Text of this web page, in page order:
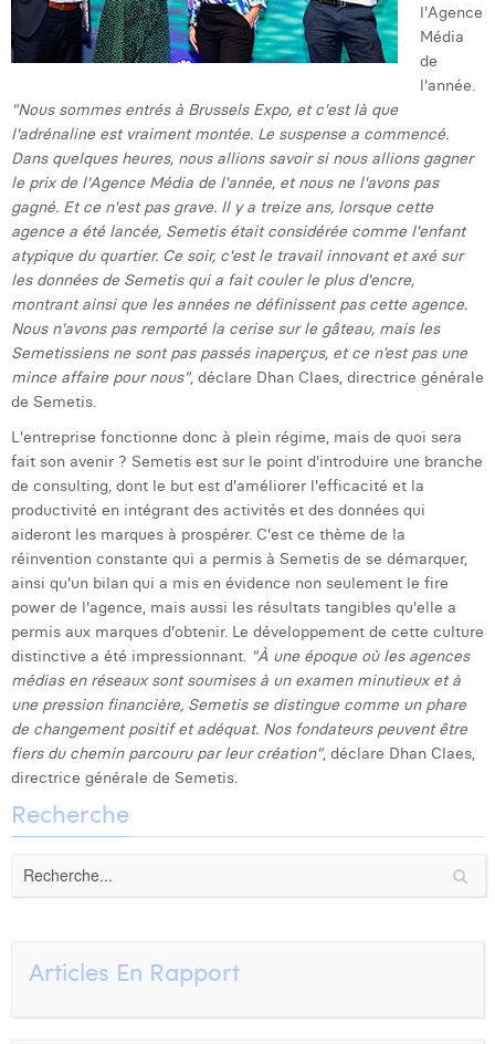
Thomas Kurevic
Victor Hayot
William Rezette
Yaël Vanhoe
l'Agence
Média
de
l'année.
"Nous sommes entrés à Brussels Expo, et c'est là que
l'adrénaline est vraiment montée. Le suspense a commencé.
Dans quelques heures, nous allions savoir si nous allions gagner
le prix de l'Agence Média de l'année, et nous ne l'avons pas
gagné. Et ce n'est pas grave. Il y a treize ans, lorsque cette
agence a été lancée, Semetis était considérée comme l'enfant
atypique du quartier. Ce soir, c'est le travail innovant et axé sur
les données de Semetis qui a fait couler le plus d'encre,
montrant ainsi que les années ne définissent pas cette agence.
Nous n'avons pas remporté la cerise sur le gâteau, mais les
Semetissiens ne sont pas passés inaperçus, et ce n’est pas une
mince affaire pour nous", déclare Dhan Claes, directrice générale
de Semetis.
L'entreprise fonctionne donc à plein régime, mais de quoi sera
fait son avenir ? Semetis est sur le point d'introduire une branche
de consulting, dont le but est d'améliorer l'efficacité et la
productivité en intégrant des activités et des données qui
aideront les marques à prospérer. C'est ce thème de la
réinvention constante qui a permis à Semetis de se démarquer,
ainsi qu'un bilan qui a mis en évidence non seulement le fire
power de l'agence, mais aussi les résultats tangibles qu'elle a
permis aux marques d'obtenir. Le développement de cette culture
distinctive a été impressionnant. "À une époque où les agences
médias en réseaux sont soumises à un examen minutieux et à
une pression financière, Semetis se distingue comme un phare
de changement positif et adéquat. Nos fondateurs peuvent être
fiers du chemin parcouru par leur création", déclare Dhan Claes,
directrice générale de Semetis.
Recherche
Articles En Rapport